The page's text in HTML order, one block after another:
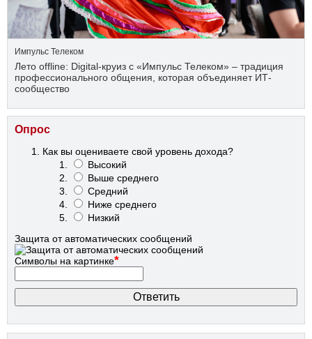
Импульс Телеком
Лето offline: Digital-круиз с «Импульс Телеком» – традиция
профессионального общения, которая объединяет ИТ-
сообщество
Опрос
Как вы оцениваете свой уровень дохода?
Высокий
Выше среднего
Средний
Ниже среднего
Низкий
Защита от автоматических сообщений
Символы на картинке*